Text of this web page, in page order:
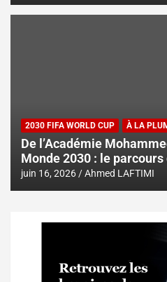
2030 FIFA WORLD CUP À LA
De l’Académie
Monde 2030 : le
juin 16, 2026 Ahmed LAFTIMI